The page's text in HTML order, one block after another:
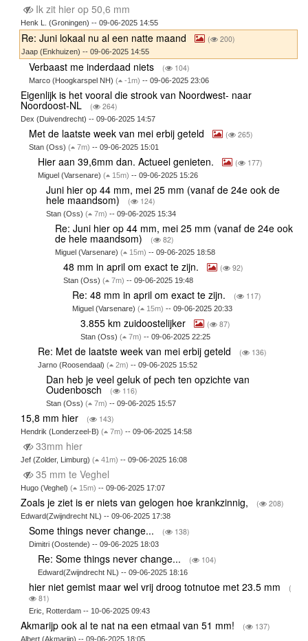
Ik zit hier op 50,6 mm
Henk L. (Groningen) -- 09-06-2025 14:55
Re: Juni lokaal nu al een natte maand ( 200)
Jaap (Enkhuizen) -- 09-06-2025 14:55
Verbaast me inderdaad niets ( 104)
Marco (Hoogkarspel NH)( -1m) -- 09-06-2025 23:06
Eigenlijk is het vooral die strook van Noordwest- naar
Noordoost-NL ( 264)
Dex (Duivendrecht) -- 09-06-2025 14:57
Met de laatste week van mei erbij geteld ( 265)
Stan (Oss)( 7m) -- 09-06-2025 15:01
Hier aan 39,6mm dan. Actueel genieten. ( 177)
Miguel (Varsenare) ( 15m) -- 09-06-2025 15:26
Juni hier op 44 mm, mei 25 mm (vanaf de 24e ook de
hele maandsom) ( 124)
Stan (Oss)( 7m) -- 09-06-2025 15:34
Re: Juni hier op 44 mm, mei 25 mm (vanaf de 24e ook
de hele maandsom) ( 82)
Miguel (Varsenare) ( 15m) -- 09-06-2025 18:58
48 mm in april om exact te zijn. ( 92)
Stan (Oss)( 7m) -- 09-06-2025 19:48
Re: 48 mm in april om exact te zijn. ( 117)
Miguel (Varsenare) ( 15m) -- 09-06-2025 20:33
3.855 km zuidoostelijker ( 87)
Stan (Oss)( 7m) -- 09-06-2025 22:25
Re: Met de laatste week van mei erbij geteld ( 136)
Jarno (Roosendaal) ( 2m) -- 09-06-2025 15:52
Dan heb je veel geluk of pech ten opzichte van
Oudenbosch ( 116)
Stan (Oss)( 7m) -- 09-06-2025 15:57
15,8 mm hier ( 143)
Hendrik (Londerzeel-B) ( 7m) -- 09-06-2025 14:58
33mm hier
Jef (Zolder, Limburg) ( 41m) -- 09-06-2025 16:08
35 mm te Veghel
Hugo (Veghel) ( 15m) -- 09-06-2025 17:07
Zoals je ziet is er niets van gelogen hoe krankzinnig, ( 208)
Edward(Zwijndrecht NL) -- 09-06-2025 17:38
Some things never change... ( 138)
Dimitri (Oostende) -- 09-06-2025 18:03
Re: Some things never change... ( 104)
Edward(Zwijndrecht NL) -- 09-06-2025 18:16
hier niet gemist maar wel vrij droog totnutoe met 23.5 mm
(
81)
Eric, Rotterdam -- 10-06-2025 09:43
Akmarijp ook al te nat na een etmaal van 51 mm! ( 137)
Albert (Akmarijp) -- 09-06-2025 18:05